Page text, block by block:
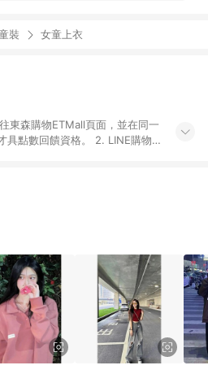
裝 女童上衣
東森購物ETMall頁面，並在同一
具點數回饋資格。 2. LINE購物
如購買以下類別商品，將無法獲
網」全館商品。 4. 如取消訂
扣優惠後之最終發票金額計算，
。 6. 訂單如有使用東森購物
限於東森幣、樂透金、東森現金
請依東森購物ETMall之結帳頁面
一商品最高回饋點數」機制(特
以同一訂單中同一商品不論件數
購物所設定的回饋機制為準。